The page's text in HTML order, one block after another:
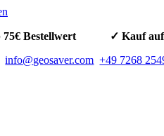
75€ Bestellwert ✓ Kauf
info@geosaver.com +49 7268